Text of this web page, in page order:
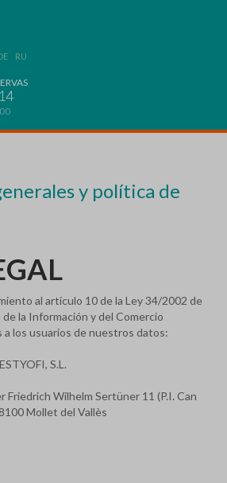
RU
y política de
al artículo 10 de la Ley 34/2002 de
la Información y del Comercio
a los usuarios de nuestros datos:
ESTYOFI, S.L.
Friedrich Wilhelm Sertüner 11 (P.I. Can
Mollet del Vallès